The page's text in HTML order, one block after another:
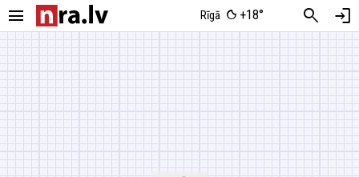
menu Rīgā +18° search login